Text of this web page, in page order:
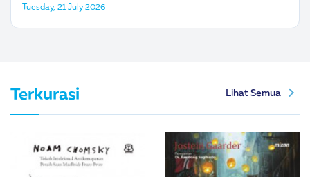
Tuesday, 21 July 2026
Terkurasi Lihat Semua